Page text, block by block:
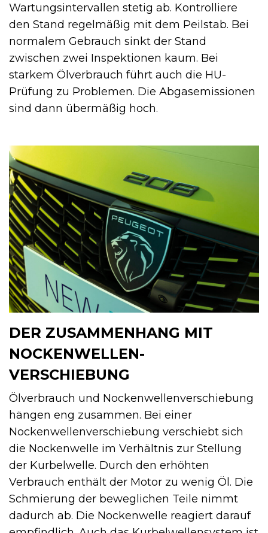
Wartungsintervallen stetig ab. Kontrolliere
den Stand regelmäßig mit dem Peilstab. Bei
normalem Gebrauch sinkt der Stand
zwischen zwei Inspektionen kaum. Bei
starkem Ölverbrauch führt auch die HU-
Prüfung zu Problemen. Die Abgasemissionen
sind dann übermäßig hoch.
DER ZUSAMMENHANG MIT
NOCKENWELLEN­
VERSCHIEBUNG
Ölverbrauch und Nockenwellen­verschiebung
hängen eng zusammen. Bei einer
Nockenwellen­verschiebung verschiebt sich
die Nockenwelle im Verhältnis zur Stellung
der Kurbelwelle. Durch den erhöhten
Verbrauch enthält der Motor zu wenig Öl. Die
Schmierung der beweglichen Teile nimmt
dadurch ab. Die Nockenwelle reagiert darauf